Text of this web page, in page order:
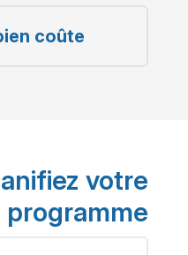
coûte
votre
programme